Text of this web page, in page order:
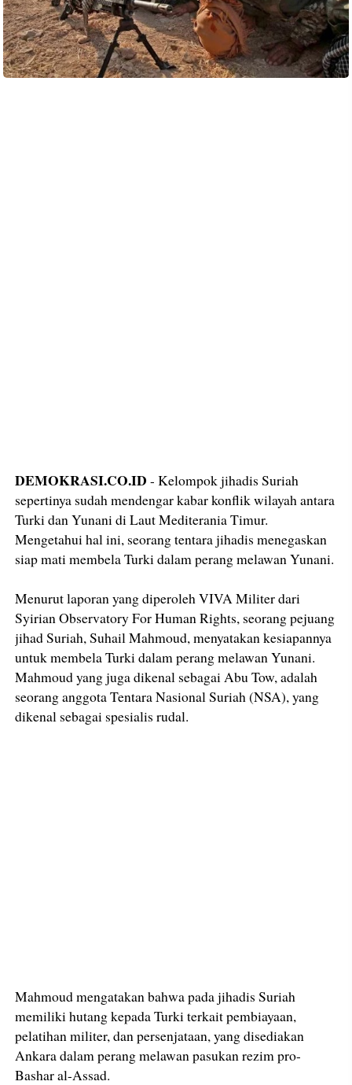
DEMOKRASI.CO.ID - Kelompok jihadis Suriah
sepertinya sudah mendengar kabar konflik wilayah antara
Turki dan Yunani di Laut Mediterania Timur.
Mengetahui hal ini, seorang tentara jihadis menegaskan
siap mati membela Turki dalam perang melawan Yunani.
Menurut laporan yang diperoleh VIVA Militer dari
Syirian Observatory For Human Rights, seorang pejuang
jihad Suriah, Suhail Mahmoud, menyatakan kesiapannya
untuk membela Turki dalam perang melawan Yunani.
Mahmoud yang juga dikenal sebagai Abu Tow, adalah
seorang anggota Tentara Nasional Suriah (NSA), yang
dikenal sebagai spesialis rudal.
Mahmoud mengatakan bahwa pada jihadis Suriah
memiliki hutang kepada Turki terkait pembiayaan,
pelatihan militer, dan persenjataan, yang disediakan
Ankara dalam perang melawan pasukan rezim pro-
Bashar al-Assad.